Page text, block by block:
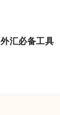
外汇必备工具